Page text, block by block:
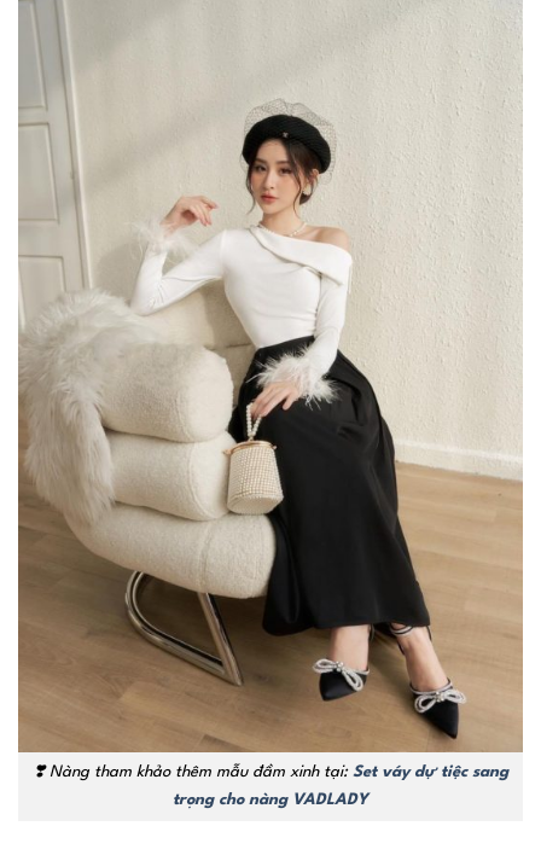
❣️Nàng tham khảo thêm mẫu đầm xinh tại: Set váy dự tiệc sang
trọng cho nàng VADLADY